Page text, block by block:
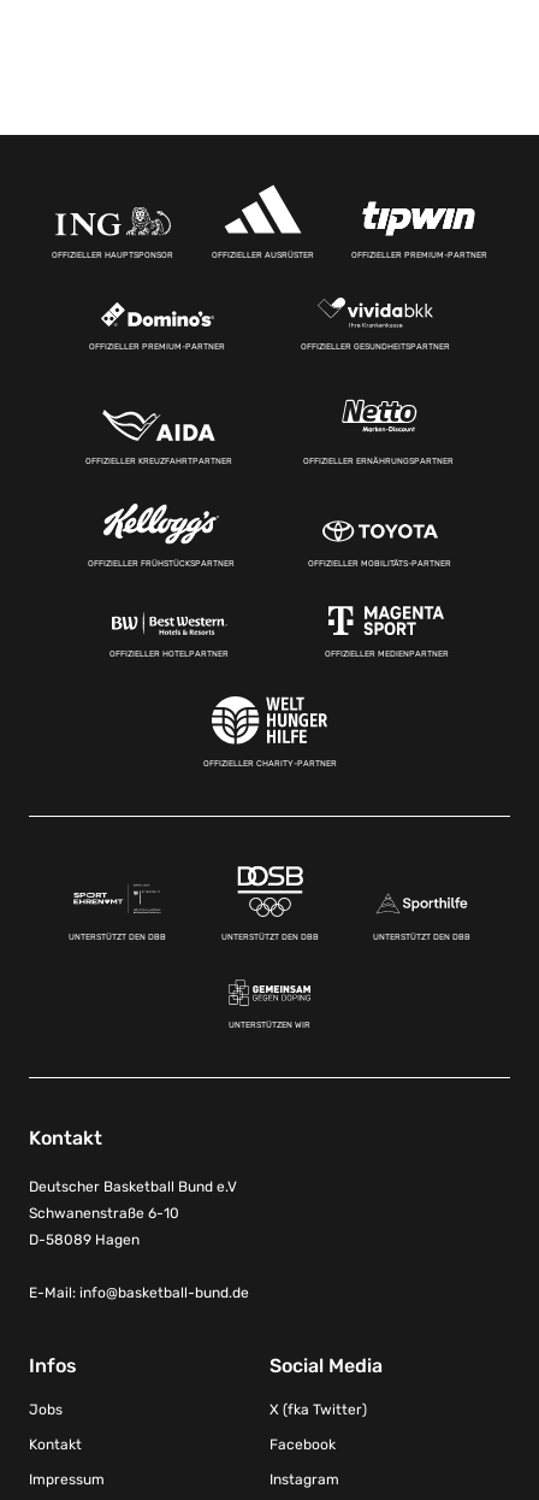
OFFIZIELLER HAUPTSPONSOR OFFIZIELLER AUSRÜSTER OFFIZIELLER PREMIUM-PARTNER
OFFIZIELLER PREMIUM-PARTNER OFFIZIELLER GESUNDHEITSPARTNER
OFFIZIELLER KREUZFAHRTPARTNER OFFIZIELLER ERNÄHRUNGSPARTNER
OFFIZIELLER FRÜHSTÜCKSPARTNER OFFIZIELLER MOBILITÄTS-PARTNER
OFFIZIELLER HOTELPARTNER OFFIZIELLER MEDIENPARTNER
OFFIZIELLER CHARITY-PARTNER
UNTERSTÜTZT DEN DBB UNTERSTÜTZT DEN DBB UNTERSTÜTZT DEN DBB
UNTERSTÜTZEN WIR
Kontakt
Deutscher Basketball Bund e.V
Schwanenstraße 6-10
D-58089 Hagen
E-Mail: info@basketball-bund.de
Infos
Jobs
Kontakt
Impressum
Social Media
X (fka Twitter)
Facebook
Instagram